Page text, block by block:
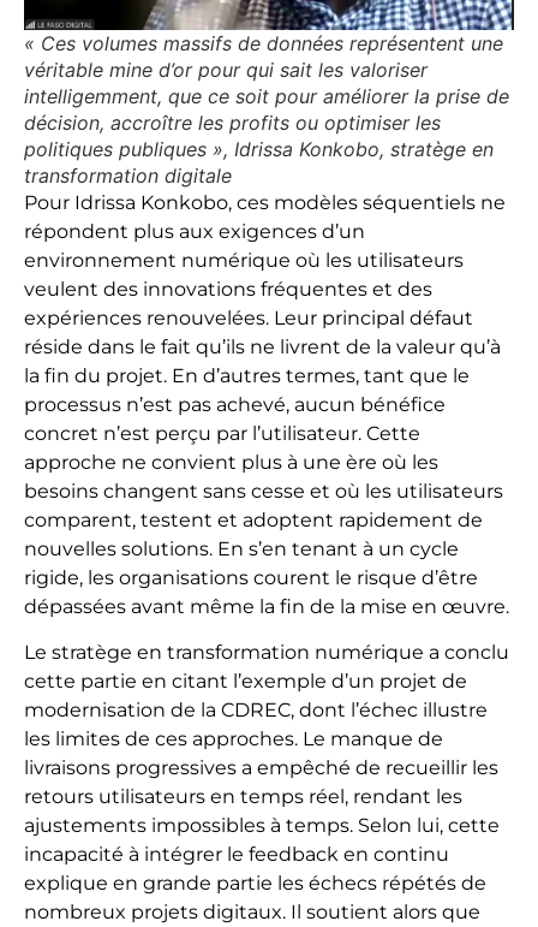
« Ces volumes massifs de données représentent une
véritable mine d’or pour qui sait les valoriser
intelligemment, que ce soit pour améliorer la prise de
décision, accroître les profits ou optimiser les
politiques publiques », Idrissa Konkobo, stratège en
transformation digitale
Pour Idrissa Konkobo, ces modèles séquentiels ne
répondent plus aux exigences d’un
environnement numérique où les utilisateurs
veulent des innovations fréquentes et des
expériences renouvelées. Leur principal défaut
réside dans le fait qu’ils ne livrent de la valeur qu’à
la fin du projet. En d’autres termes, tant que le
processus n’est pas achevé, aucun bénéfice
concret n’est perçu par l’utilisateur. Cette
approche ne convient plus à une ère où les
besoins changent sans cesse et où les utilisateurs
comparent, testent et adoptent rapidement de
nouvelles solutions. En s’en tenant à un cycle
rigide, les organisations courent le risque d’être
dépassées avant même la fin de la mise en œuvre.
Le stratège en transformation numérique a conclu
cette partie en citant l’exemple d’un projet de
modernisation de la CDREC, dont l’échec illustre
les limites de ces approches. Le manque de
livraisons progressives a empêché de recueillir les
retours utilisateurs en temps réel, rendant les
ajustements impossibles à temps. Selon lui, cette
incapacité à intégrer le feedback en continu
explique en grande partie les échecs répétés de
nombreux projets digitaux. Il soutient alors que